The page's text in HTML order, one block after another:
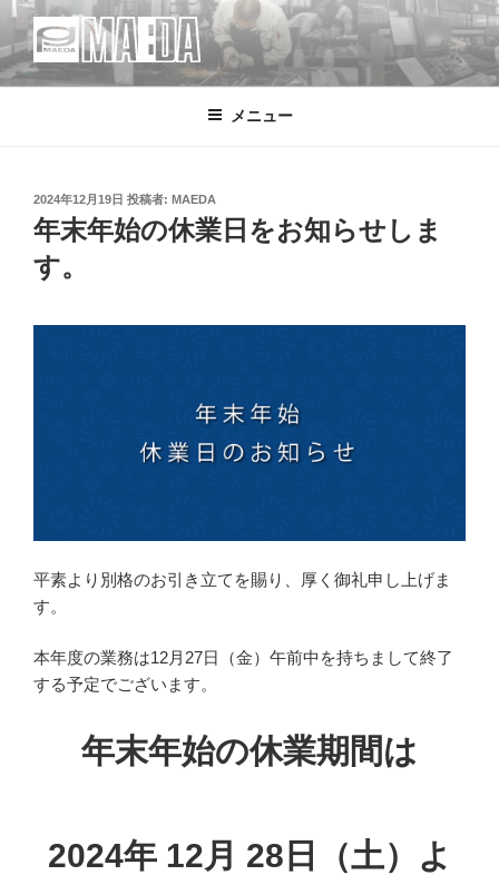
テ
ン
MAEDA
株式会社マエダ 鋼製建具・装飾金物製品・強化ガラス製品・装飾アク
リル製品・サイン の 設計・デザイン・製作・施工
メニュー
投
稿
日:
2024年12月19日 投稿者: MAEDA
年末年始の休業日をお知らせしま
す。
平素より別格のお引き立てを賜り、厚く御礼申し上げま
す。
本年度の業務は12月27日（金）午前中を持ちまして終了
する予定でございます。
年末年始の休業期間は
2024年 12月 28日（土）よ